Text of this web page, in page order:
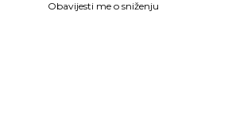
Obavijesti me o sniženju